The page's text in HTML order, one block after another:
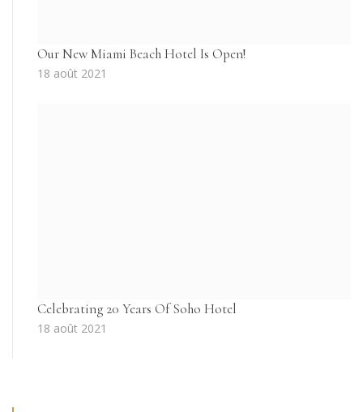
Our New Miami Beach Hotel Is Open!
18 août 2021
Celebrating 20 Years Of Soho Hotel
18 août 2021